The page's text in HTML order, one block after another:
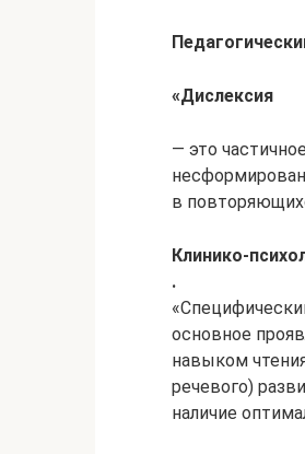
«Дислексия
— это
в
Клинико-
.
основное
навыком
речевого)
наличие